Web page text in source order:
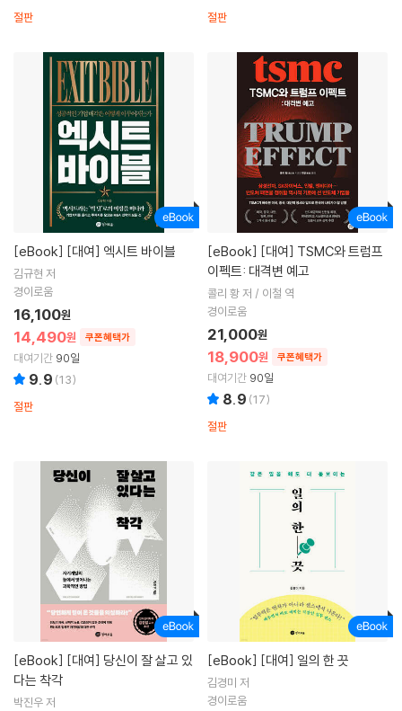
절판
절판
[eBook] [대여] 엑시트 바이블
김규현 저
경이로움
14,490원 쿠폰혜택가
16,100원
대여기간 90일
9.9 (13)
절판
[eBook]
이펙트: 대격변 예고
콜리 황 저 / 이철 역
경이로움
18,900원 쿠폰혜택가
21,000원
대여기간 90일
8.9 (17)
절판
[eBook]
다는 착각
박진우 저
[eBook] [대여] 일의 한 끗
김경미 저
경이로움